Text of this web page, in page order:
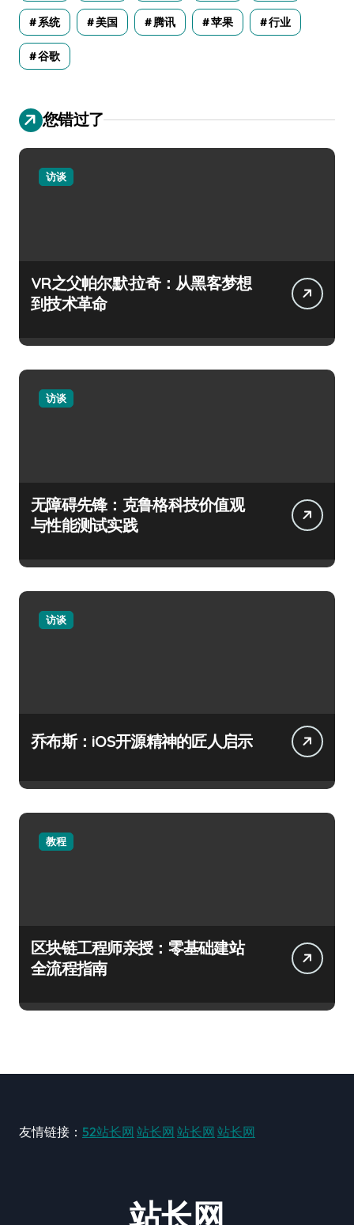
系统 美国 腾讯 苹果 行业
谷歌
您错过了
访谈
VR之父帕尔默·拉奇：从黑客梦想
到技术革命
访谈
无障碍先锋：克鲁格科技价值观
与性能测试实践
访谈
乔布斯：iOS开源精神的匠人启示
教程
区块链工程师亲授：零基础建站
全流程指南
友情链接： 52站长网 站长网 站长网 站长网
站长网